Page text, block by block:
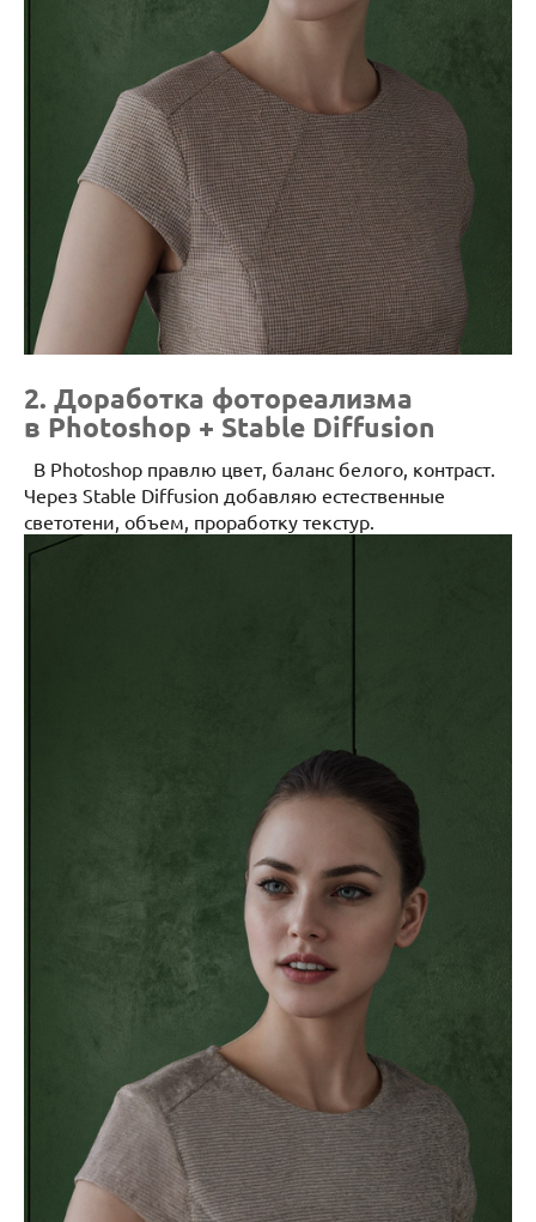
2. Доработка фотореализма
в Photoshop + Stable Diffusion
В Photoshop правлю цвет, баланс белого, контраст.
Через Stable Diffusion добавляю естественные
светотени, объем, проработку текстур.